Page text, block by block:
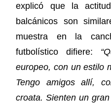
explicó que la
balcánicos son
muestra en la
futbolístico difiere:
europeo, con un estilo
Tengo amigos allí,
croata. Sienten un